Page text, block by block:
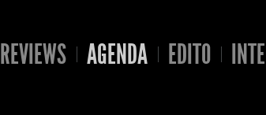
REVIEWS AGENDA EDITO